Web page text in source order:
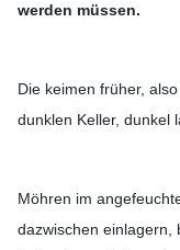
werden müssen.
Die keimen früher,
dunklen Keller, dunkel
Möhren im
dazwischen einlagern,